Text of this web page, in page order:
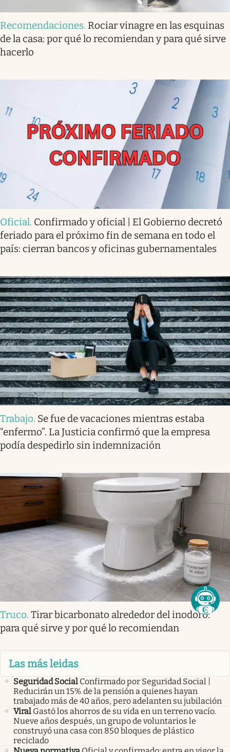
Recomendaciones. Rociar vinagre en las esquinas
de la casa: por qué lo recomiendan y para qué sirve
hacerlo
Oficial. Confirmado y oficial | El Gobierno decretó
feriado para el próximo fin de semana en todo el
país: cierran bancos y oficinas gubernamentales
Trabajo. Se fue de vacaciones mientras estaba
“enfermo”. La Justicia confirmó que la empresa
podía despedirlo sin indemnización
Truco. Tirar bicarbonato alrededor del inodoro:
para qué sirve y por qué lo recomiendan
Las más leidas
Seguridad Social Confirmado por Seguridad Social |
Reducirán un 15% de la pensión a quienes hayan
trabajado más de 40 años, pero adelanten su jubilación
Viral Gastó los ahorros de su vida en un terreno vacío.
Nueve años después, un grupo de voluntarios le
construyó una casa con 850 bloques de plástico
reciclado